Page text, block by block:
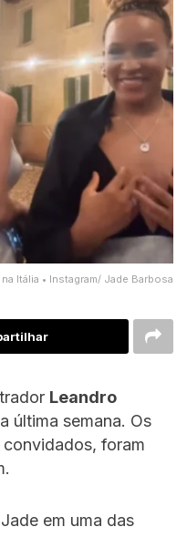
Itália • Instagram/ Jade Barbosa
Leandro
última semana. Os
foram
em uma das